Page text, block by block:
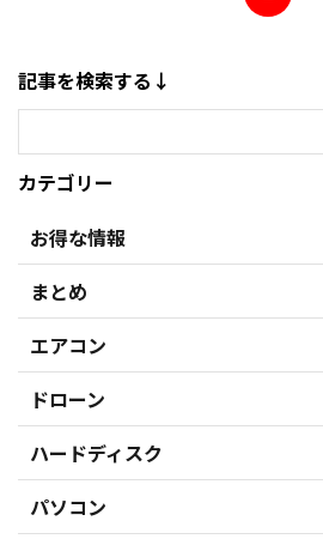
記事を検索する↓
カテゴリー
お得な情報
まとめ
エアコン
ドローン
ハードディスク
パソコン